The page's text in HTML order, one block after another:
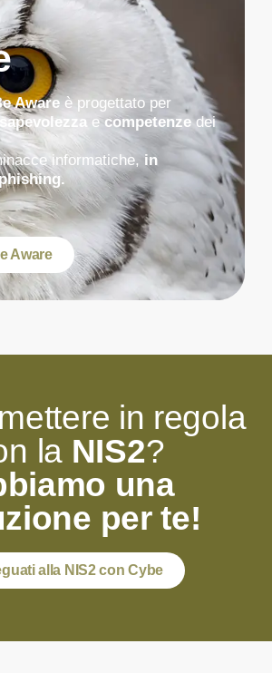
Aware è progettato per
e competenzedei
informatiche, in
Aware
in regola
la NIS2?
una
per te!
alla NIS2 con Cybe